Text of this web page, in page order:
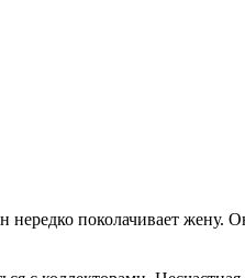
поколачивает жену.